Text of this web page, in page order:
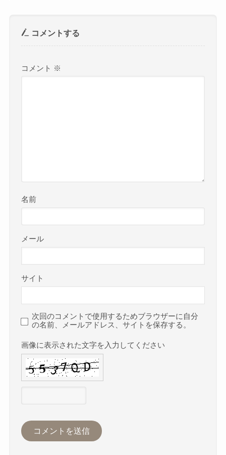
コメントする
コメント ※
名前
メール
サイト
次回のコメントで使用するためブラウザーに自分
の名前、メールアドレス、サイトを保存する。
画像に表示された文字を入力してください